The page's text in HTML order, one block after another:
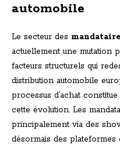
automobile
Le secteur des
actuellement une mutation
facteurs structurels qui
distribution automobile
processus d’achat
cette évolution. Les
principalement via des
désormais des